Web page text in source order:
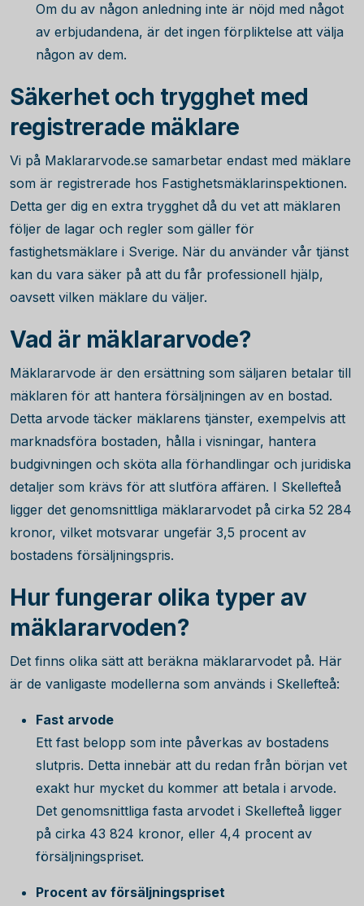
Om du av någon anledning inte är nöjd med något
av erbjudandena, är det ingen förpliktelse att välja
någon av dem.
Säkerhet och trygghet med
registrerade mäklare
Vi på Maklararvode.se samarbetar endast med mäklare
som är registrerade hos Fastighetsmäklarinspektionen.
Detta ger dig en extra trygghet då du vet att mäklaren
följer de lagar och regler som gäller för
fastighetsmäklare i Sverige. När du använder vår tjänst
kan du vara säker på att du får professionell hjälp,
oavsett vilken mäklare du väljer.
Vad är mäklararvode?
Mäklararvode är den ersättning som säljaren betalar till
mäklaren för att hantera försäljningen av en bostad.
Detta arvode täcker mäklarens tjänster, exempelvis att
marknadsföra bostaden, hålla i visningar, hantera
budgivningen och sköta alla förhandlingar och juridiska
detaljer som krävs för att slutföra affären. I Skellefteå
ligger det genomsnittliga mäklararvodet på cirka 52 284
kronor, vilket motsvarar ungefär 3,5 procent av
bostadens försäljningspris.
Hur fungerar olika typer av
mäklararvoden?
Det finns olika sätt att beräkna mäklararvodet på. Här
är de vanligaste modellerna som används i Skellefteå:
Fast arvode
Ett fast belopp som inte påverkas av bostadens
slutpris. Detta innebär att du redan från början vet
exakt hur mycket du kommer att betala i arvode.
Det genomsnittliga fasta arvodet i Skellefteå ligger
på cirka 43 824 kronor, eller 4,4 procent av
försäljningspriset.
Procent av försäljningspriset